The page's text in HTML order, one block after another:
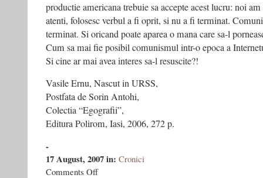
productie americana trebuie sa accepte acest lucru: noi
atenti, folosesc verbul a fi oprit, si nu a fi terminat.
terminat. Si oricand poate aparea o mana care sa-l
Cum sa mai fie posibil comunismul intr-o epoca a
Si cine ar mai avea interes sa-l resuscite?!
Vasile Ernu, Nascut in URSS,
Postfata de Sorin Antohi,
Colectia “Egografii”,
Editura Polirom, Iasi, 2006, 272 p.
-
17 August, 2007in: Cronici
Comments Offon